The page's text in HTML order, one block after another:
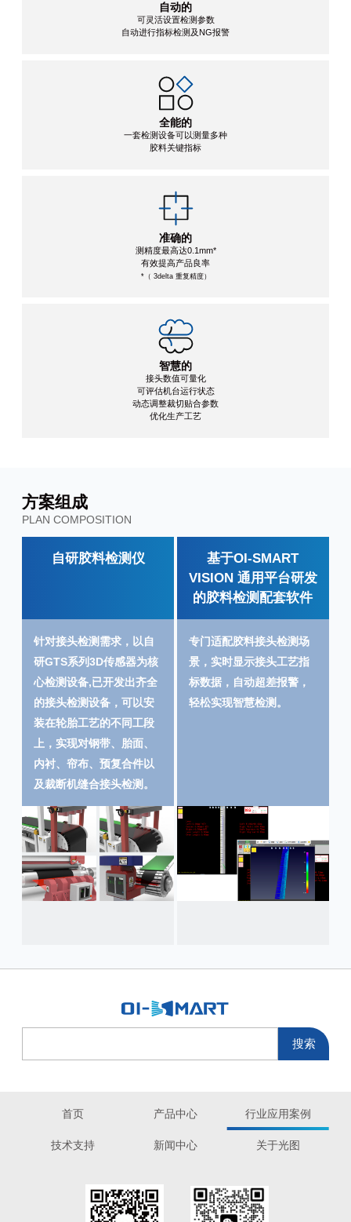
自动的
可灵活设置检测参数
自动进行指标检测及NG报警
全能的
一套检测设备可以测量多种
胶料关键指标
准确的
测精度最高达0.1mm*
有效提高产品良率
*（ 3delta 重复精度）
智慧的
接头数值可量化
可评估机台运行状态
动态调整裁切贴合参数
优化生产工艺
方案组成
PLAN COMPOSITION
自研胶料检测仪
基于OI-SMART
VISION 通用平台研发
的胶料检测配套软件
针对接头检测需求，以自
研GTS系列3D传感器为核
心检测设备,已开发出齐全
的接头检测设备，可以安
装在轮胎工艺的不同工段
上，实现对钢带、胎面、
内衬、帘布、预复合件以
及裁断机缝合接头检测。
专门适配胶料接头检测场
景，实时显示接头工艺指
标数据，自动超差报警，
轻松实现智慧检测。
首页 产品中心 行业应用案例
技术支持 新闻中心 关于光图